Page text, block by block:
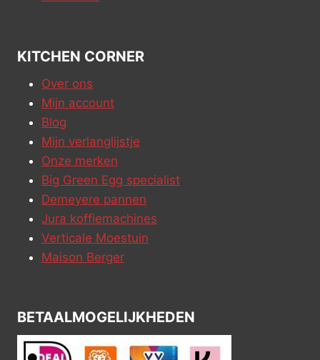
KITCHEN CORNER
Over ons
Mijn account
Blog
Mijn verlanglijstje
Onze merken
Big Green Egg specialist
Demeyere pannen
Jura koffiemachines
Verticale Moestuin
Maison Berger
BETAALMOGELIJKHEDEN